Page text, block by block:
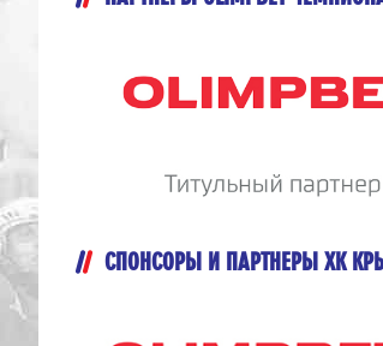
СПОНСОРЫ И ПАРТНЕРЫ ХК